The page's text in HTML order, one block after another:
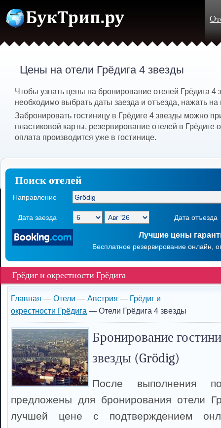
Цены на отели Грёдига 4 звезды
Чтобы узнать цены на бронирование отелей Грёдига 4
необходимо выбрать даты заезда и отъезда, нажать на
Забронировать гостиницу в Грёдиге 4 звезды можно
пластиковой карты, резервирование отелей в Грёдиге
оплата производится уже в гостинице.
Поиск отелей
Направление
Дата заезда Дата отъезда
Лучшие цены
Бесплатное резервирование онлайн,
Грёдиг и окрестности Грёдига
Главная — Отели — Австрия — Грёдиг и
окрестности Грёдига — Отели Грёдига 4 звезды
Бронирование
звезды (Grödig)
После выполнения
предложены для бронирования отели
лучшей цене с подтверждением